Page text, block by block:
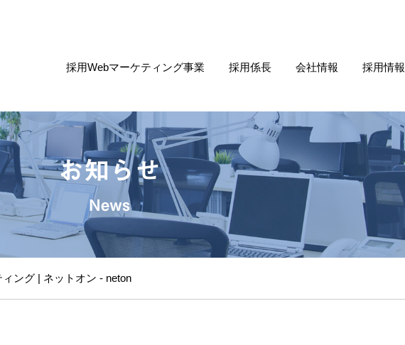
採用Webマーケティング事業 採用係長 会社情報 採用情報
お知らせ
News
ング | ネットオン - neton